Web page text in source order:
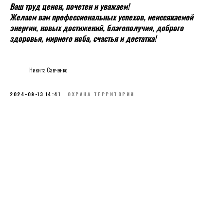
Ваш труд ценен, почетен и уважаем!
Желаем вам профессиональных успехов, неиссякаемой
энергии, новых достижений, благополучия, доброго
здоровья, мирного неба, счастья и достатка!
Никита Савченко
2024-09-13 14:41 ОХРАНА ТЕРРИТОРИИ